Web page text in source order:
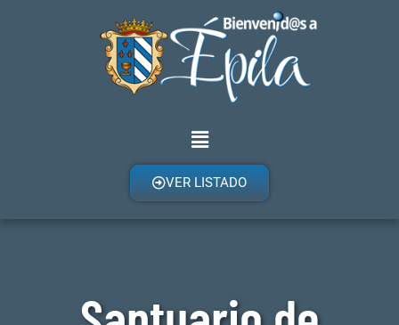
VER LISTADO